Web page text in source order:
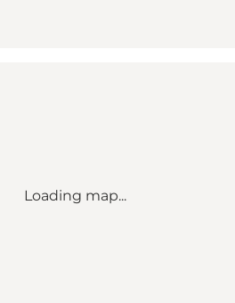
Loading map...